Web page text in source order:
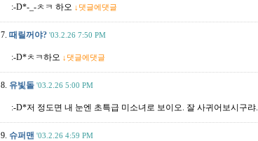
:-D*-_-ㅊㅋ 하오 ↓댓글에댓글
7. 때릴꺼야? '03.2.26 7:50 PM
:-D*ㅊㅋ하오 ↓댓글에댓글
8. 유빛돌 '03.2.26 5:00 PM
:-D*저 정도면 내 눈엔 초특급 미소녀로 보이오. 잘 사귀어보시구랴.
9. 슈퍼맨 '03.2.26 4:59 PM